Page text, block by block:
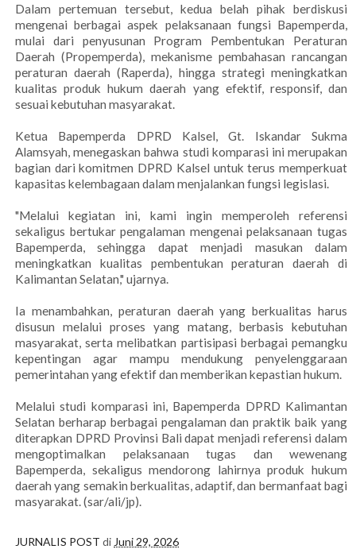
Dalam pertemuan tersebut, kedua belah pihak berdiskusi
mengenai berbagai aspek pelaksanaan fungsi Bapemperda,
mulai dari penyusunan Program Pembentukan Peraturan
Daerah (Propemperda), mekanisme pembahasan rancangan
peraturan daerah (Raperda), hingga strategi meningkatkan
kualitas produk hukum daerah yang efektif, responsif, dan
sesuai kebutuhan masyarakat.
Ketua Bapemperda DPRD Kalsel, Gt. Iskandar Sukma
Alamsyah, menegaskan bahwa studi komparasi ini merupakan
bagian dari komitmen DPRD Kalsel untuk terus memperkuat
kapasitas kelembagaan dalam menjalankan fungsi legislasi.
"Melalui kegiatan ini, kami ingin memperoleh referensi
sekaligus bertukar pengalaman mengenai pelaksanaan tugas
Bapemperda, sehingga dapat menjadi masukan dalam
meningkatkan kualitas pembentukan peraturan daerah di
Kalimantan Selatan," ujarnya.
Ia menambahkan, peraturan daerah yang berkualitas harus
disusun melalui proses yang matang, berbasis kebutuhan
masyarakat, serta melibatkan partisipasi berbagai pemangku
kepentingan agar mampu mendukung penyelenggaraan
pemerintahan yang efektif dan memberikan kepastian hukum.
Melalui studi komparasi ini, Bapemperda DPRD Kalimantan
Selatan berharap berbagai pengalaman dan praktik baik yang
diterapkan DPRD Provinsi Bali dapat menjadi referensi dalam
mengoptimalkan pelaksanaan tugas dan wewenang
Bapemperda, sekaligus mendorong lahirnya produk hukum
daerah yang semakin berkualitas, adaptif, dan bermanfaat bagi
masyarakat. (sar/ali/jp).
JURNALIS POST di Juni 29, 2026